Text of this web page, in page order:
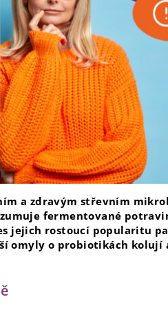
a zdravým střevním
fermentované
jejich rostoucí popularitu
omyly o probiotikách kolují